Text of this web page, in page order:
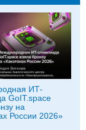
ИТ-
GoIT.space
на
России 2026»